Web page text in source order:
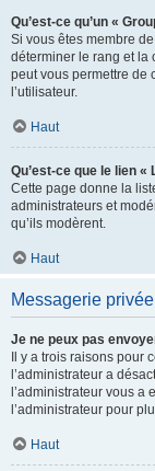
Qu’est-ce qu’un «
Si vous êtes membre
déterminer le rang et la
peut vous permettre de
l’utilisateur.
Haut
Qu’est-ce que le lien «
Cette page donne la
administrateurs et
qu’ils modèrent.
Haut
Messagerie privée
Je ne peux pas
Il y a trois raisons pour
l’administrateur a
l’administrateur vous a
l’administrateur pour
Haut